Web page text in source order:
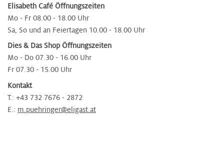
Elisabeth Café Öffnungszeiten
Mo - Fr 08.00 - 18.00 Uhr
Sa, So und an Feiertagen 10.00 - 18.00 Uhr
Dies & Das Shop Öffnungszeiten
Mo - Do 07.30 - 16.00 Uhr
Fr 07.30 - 15.00 Uhr
Kontakt
T.: +43 732 7676 - 2872
E.: m.puehringer@eligast.at